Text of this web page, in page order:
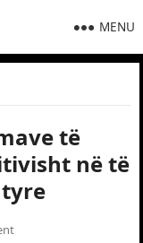
MENU
të
në të